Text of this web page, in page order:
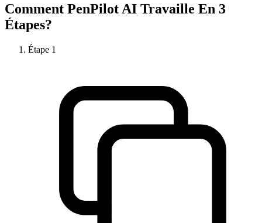
Comment PenPilot AI Travaille En 3
Étapes?
Étape 1